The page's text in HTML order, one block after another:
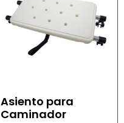
Asiento para
Caminador